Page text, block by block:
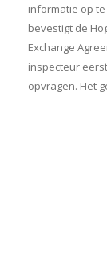
informatie op
bevestigt de
Exchange
inspecteur
opvragen. Het